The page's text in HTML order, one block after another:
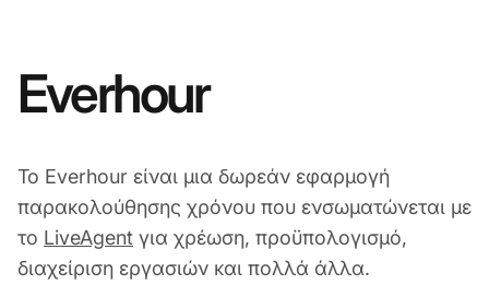
Everhour
Το Everhour είναι μια δωρεάν εφαρμογή
παρακολούθησης χρόνου που ενσωματώνεται με
το LiveAgent για χρέωση, προϋπολογισμό,
διαχείριση εργασιών και πολλά άλλα.